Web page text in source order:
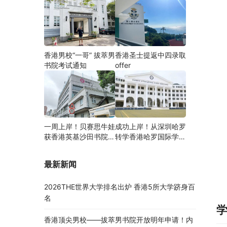
香港男校“一哥” 拔萃男
书院考试通知
香港圣士提返中四录取
offer
一周上岸！贝赛思牛娃
获香港英基沙田书院录
成功上岸！从深圳哈罗
转学香港哈罗国际学
最新新闻
2026THE世界大学排名出炉 香港5所大学跻身百
名
香港顶尖男校——拔萃男书院开放明年申请！内